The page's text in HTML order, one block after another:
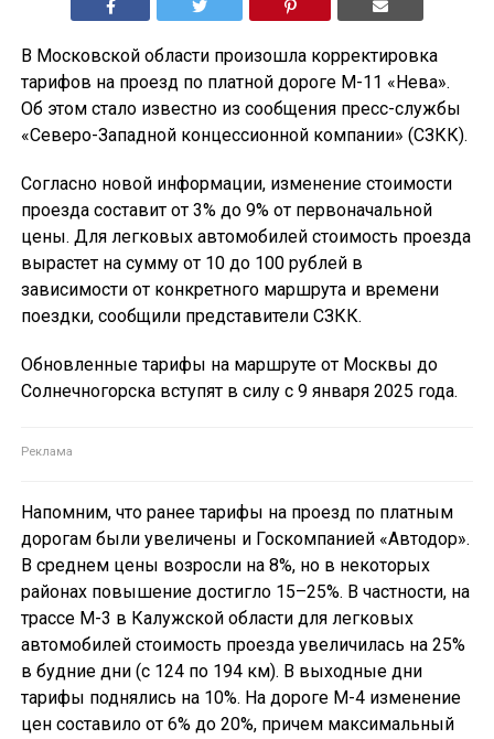
В Московской области произошла корректировка
тарифов на проезд по платной дороге М-11 «Нева».
Об этом стало известно из сообщения пресс-службы
«Северо-Западной концессионной компании» (СЗКК).
Согласно новой информации, изменение стоимости
проезда составит от 3% до 9% от первоначальной
цены. Для легковых автомобилей стоимость проезда
вырастет на сумму от 10 до 100 рублей в
зависимости от конкретного маршрута и времени
поездки, сообщили представители СЗКК.
Обновленные тарифы на маршруте от Москвы до
Солнечногорска вступят в силу с 9 января 2025 года.
Напомним, что ранее тарифы на проезд по платным
дорогам были увеличены и Госкомпанией «Автодор».
В среднем цены возросли на 8%, но в некоторых
районах повышение достигло 15–25%. В частности, на
трассе М-3 в Калужской области для легковых
автомобилей стоимость проезда увеличилась на 25%
в будние дни (с 124 по 194 км). В выходные дни
тарифы поднялись на 10%. На дороге М-4 изменение
цен составило от 6% до 20%, причем максимальный